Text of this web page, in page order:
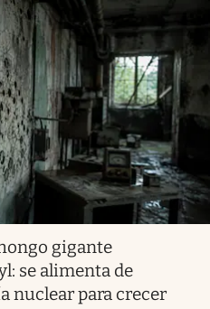
gigante
se alimenta de
nuclear para crecer